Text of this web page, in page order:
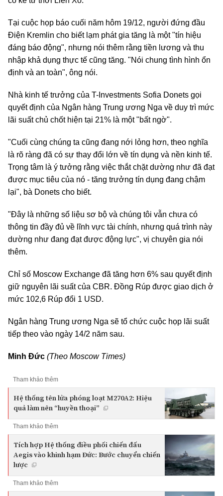
Tại cuộc họp báo cuối năm hôm 19/12, người đứng đầu
Điện Kremlin cho biết lạm phát gia tăng là một "tín hiệu
đáng báo động", nhưng nói thêm rằng tiền lương và thu
nhập khả dụng thực tế cũng tăng. "Nói chung tình hình ổn
định và an toàn", ông nói.
Nhà kinh tế trưởng của T-Investments Sofia Donets gọi
quyết định của Ngân hàng Trung ương Nga về duy trì mức
lãi suất chủ chốt hiện tại 21% là một "bất ngờ".
"Cuối cùng chúng ta cũng đang nới lỏng hơn, theo nghĩa
là rõ ràng đã có sự thay đổi lớn về tín dụng và nền kinh tế.
Trọng tâm là ý tưởng rằng việc thắt chặt dường như đã đạt
được mục tiêu của nó - tăng trưởng tín dụng đang chậm
lại", bà Donets cho biết.
"Đây là những số liệu sơ bộ và chúng tôi vẫn chưa có
thông tin đầy đủ về lĩnh vực tài chính, nhưng quá trình này
dường như đang đạt được động lực", vị chuyên gia nói
thêm.
Chỉ số Moscow Exchange đã tăng hơn 6% sau quyết định
giữ nguyên lãi suất của CBR. Đồng Rúp được giao dịch ở
mức 102,6 Rúp đổi 1 USD.
Ngân hàng Trung ương Nga sẽ tổ chức cuộc họp lãi suất
tiếp theo vào ngày 14/2 năm sau.
Minh Đức (Theo Moscow Times)
Tham khảo thêm
Hệ thống tên lửa phóng loạt M270A2: Hiệu
quả làm nên “huyền thoại”
Tham khảo thêm
Tích hợp Hệ thống điều phối chiến đấu
Aegis vào khinh hạm Đức: Bước chuyển chiến
lược
Tham khảo thêm